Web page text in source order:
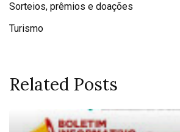
Sorteios, prêmios e doações
Turismo
Related Posts